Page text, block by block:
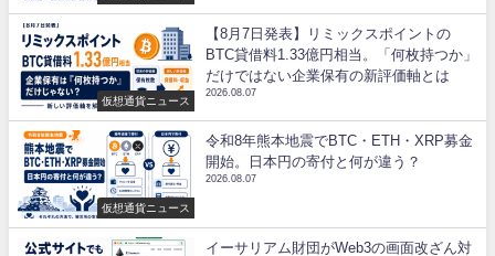
仮想通貨ニュース
【8月7日発表】リミックスポイントの
BTC貸借料1.33億円相当。「何枚持つか」
だけではない企業保有の新評価軸とは
2026.08.07
仮想通貨ニュース
令和8年熊本地震でBTC・ETH・XRP募金
開始。日本円の寄付と何が違う？
2026.08.07
イーサリアム財団がWeb3の画面改ざん対